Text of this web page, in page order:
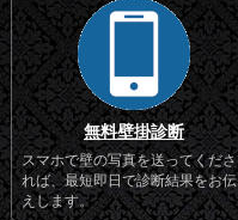
無料壁掛診断
スマホで壁の写真を送ってくださ
れば、最短即日で診断結果をお伝
えします。